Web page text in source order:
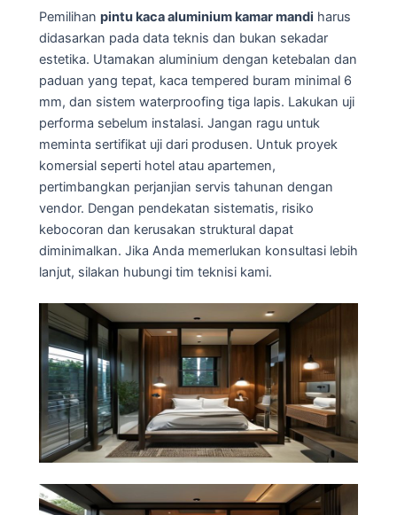
Pemilihan pintu kaca aluminium kamar mandi harus
didasarkan pada data teknis dan bukan sekadar
estetika. Utamakan aluminium dengan ketebalan dan
paduan yang tepat, kaca tempered buram minimal 6
mm, dan sistem waterproofing tiga lapis. Lakukan uji
performa sebelum instalasi. Jangan ragu untuk
meminta sertifikat uji dari produsen. Untuk proyek
komersial seperti hotel atau apartemen,
pertimbangkan perjanjian servis tahunan dengan
vendor. Dengan pendekatan sistematis, risiko
kebocoran dan kerusakan struktural dapat
diminimalkan. Jika Anda memerlukan konsultasi lebih
lanjut, silakan hubungi tim teknisi kami.